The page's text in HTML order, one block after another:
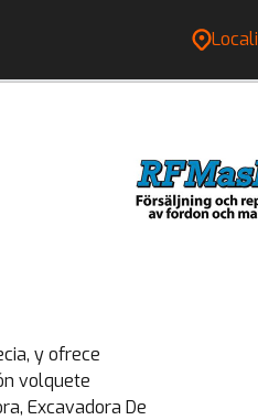
y ofrece
volquete
Excavadora De